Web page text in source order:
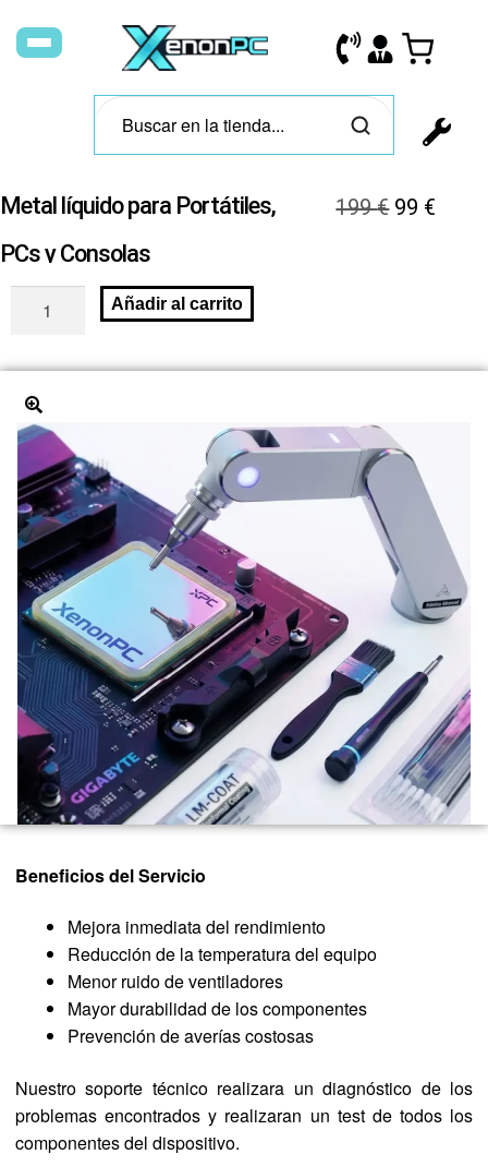
Metal líquido para Portátiles,
PCs y Consolas
199€ 99 €
Añadir al carrito
🔍
Beneficios del Servicio
Mejora inmediata del rendimiento
Reducción de la temperatura del equipo
Menor ruido de ventiladores
Mayor durabilidad de los componentes
Prevención de averías costosas
Nuestro soporte técnico realizara un diagnóstico de los
problemas encontrados y realizaran un test de todos los
componentes del dispositivo.